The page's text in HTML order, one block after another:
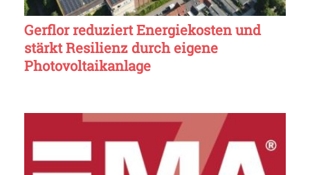
Gerflor reduziert Energiekosten und
stärkt Resilienz durch eigene
Photovoltaikanlage